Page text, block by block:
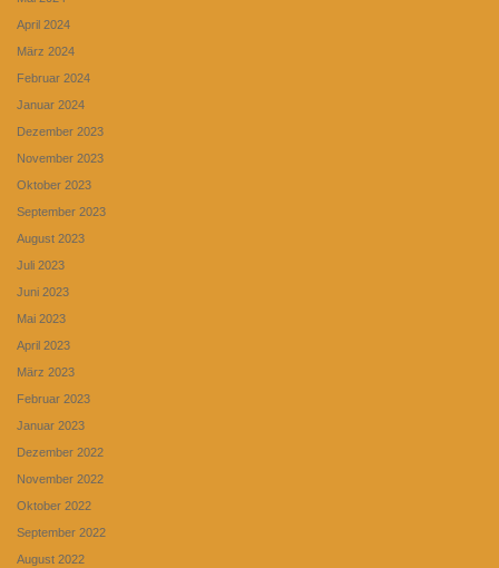
April 2024
März 2024
Februar 2024
Januar 2024
Dezember 2023
November 2023
Oktober 2023
September 2023
August 2023
Juli 2023
Juni 2023
Mai 2023
April 2023
März 2023
Februar 2023
Januar 2023
Dezember 2022
November 2022
Oktober 2022
September 2022
August 2022